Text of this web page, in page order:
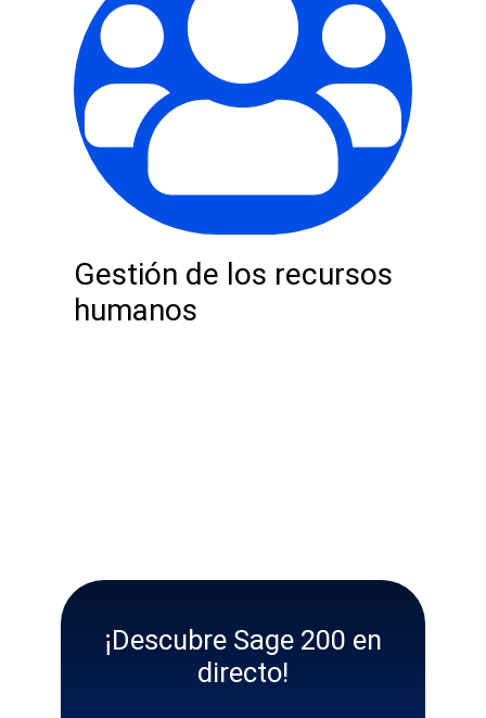
Gestión de los recursos
humanos
¡Descubre Sage 200 en
directo!